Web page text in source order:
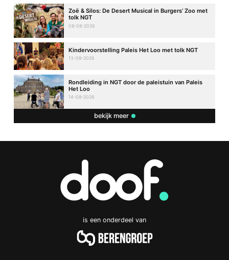
Zoë & Silos: De Desert Musical in Burgers’ Zoo met
tolk NGT
08-08-2026
Kindervoorstelling Paleis Het Loo met tolk NGT
13-08-2026
Rondleiding in NGT door de paleistuin van Paleis
Het Loo
14-08-2026
bekijk meer
is een onderdeel van